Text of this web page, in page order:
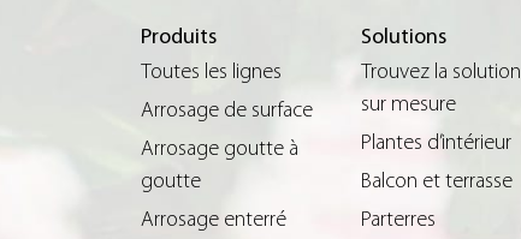
Produits
Toutes les lignes
Arrosage de surface
Arrosage goutte à
goutte
Arrosage enterré
Solutions
Trouvez la solution
sur mesure
Plantes d’intérieur
Balcon et terrasse
Parterres